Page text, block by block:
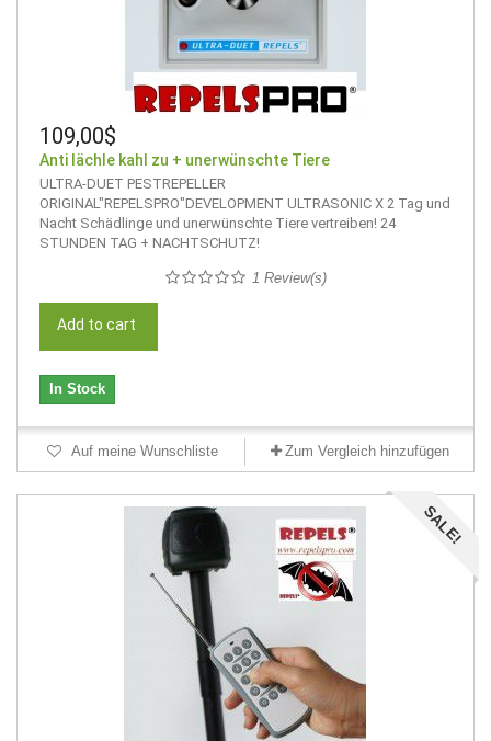
109,00$
Anti lächle kahl zu + unerwünschte Tiere
ULTRA-DUET PESTREPELLER
ORIGINAL"REPELSPRO"DEVELOPMENT ULTRASONIC X 2 Tag und
Nacht Schädlinge und unerwünschte Tiere vertreiben! 24
STUNDEN TAG + NACHTSCHUTZ!
1 Review(s)
Add to cart
In Stock
Auf meine Wunschliste Zum Vergleich hinzufügen
SALE!